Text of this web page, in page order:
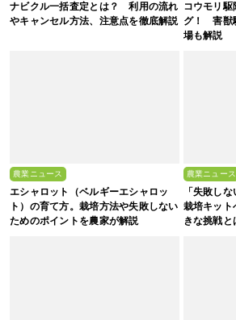
ナビクル一括査定とは？ 利用の流れ
やキャンセル方法、注意点を徹底解説
コウモリ
グ！ 害獣
場も解説
農業ニュース
エシャロット（ベルギーエシャロッ
ト）の育て方。栽培方法や失敗しない
ためのポイントを農家が解説
農業ニュース
「失敗し
栽培キッ
きな挑戦と